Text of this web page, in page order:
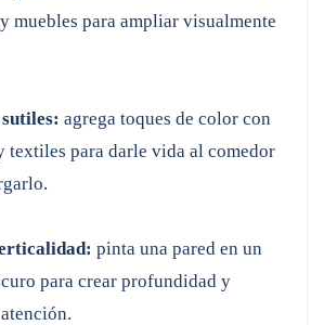
muebles para ampliar visualmente
agrega toques de color con
textiles para darle vida al comedor
pinta una pared en un
para crear profundidad y